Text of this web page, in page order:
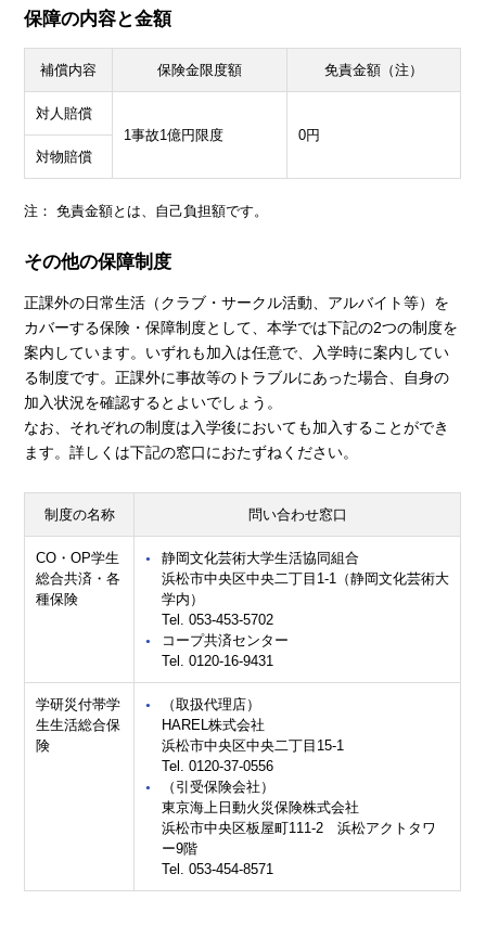
保障の内容と金額
補償内容 保険金限度額 免責金額（注）
対人賠償
1事故1億円限度
0円
対物賠償
注： 免責金額とは、自己負担額です。
その他の保障制度
正課外の日常生活（クラブ・サークル活動、アルバイト等）を
カバーする保険・保障制度として、本学では下記の2つの制度を
案内しています。いずれも加入は任意で、入学時に案内してい
る制度です。正課外に事故等のトラブルにあった場合、自身の
加入状況を確認するとよいでしょう。
なお、それぞれの制度は入学後においても加入することができ
ます。詳しくは下記の窓口におたずねください。
制度の名称 問い合わせ窓口
CO・OP学生
総合共済・各
種保険
​静岡文化芸術大学生活協同組合
浜松市中央区中央二丁目1-1（静岡文化芸術大
学内）
Tel. 053-453-5702
コープ共済センター
Tel. 0120-16-9431
学研災付帯学
生生活総合保
険
（取扱代理店）
HAREL株式会社
浜松市中央区中央二丁目15-1
Tel. 0120-37-0556
（引受保険会社）
東京海上日動火災保険株式会社
浜松市中央区板屋町111-2 浜松アクトタワ
ー9階
Tel. 053-454-8571